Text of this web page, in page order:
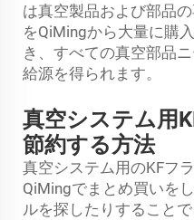
は真空製品および部品
をQiMingから大量に購
き、すべての真空部品
給源を得られます。
真空システム用
節約する方法
真空システム用のKFフ
QiMingでまとめ買いを
ルを探したりすること